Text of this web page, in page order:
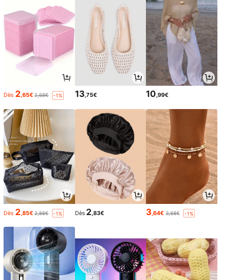
Dès 2,65€ 2,68€ -1% 13,75€ 10,99€
Dès 2 ,85€ 2,88€ -1% Dès 2 ,83€ 3 ,64€ 3,68€ -1%